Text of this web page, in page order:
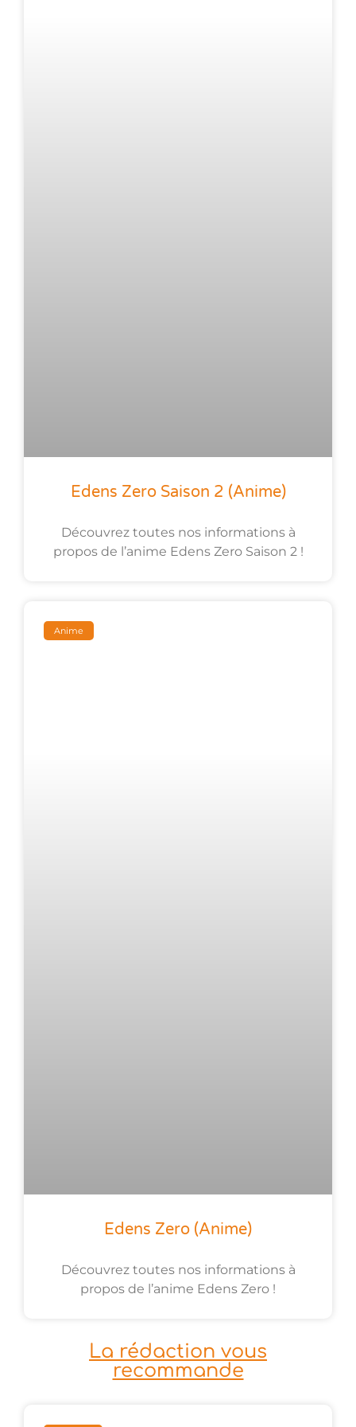
Edens Zero Saison 2 (anime)
Découvrez toutes nos informations à
propos de l’anime Edens Zero Saison 2 !
Anime
Edens Zero (anime)
Découvrez toutes nos informations à
propos de l’anime Edens Zero !
La rédaction vous
recommande